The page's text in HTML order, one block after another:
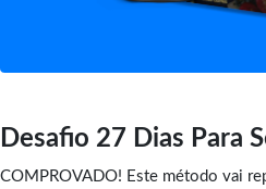
Desafio 27 Dias Para
COMPROVADO! Este método vai